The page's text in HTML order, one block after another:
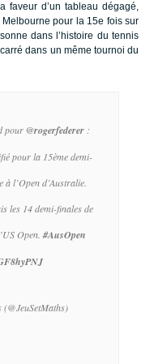
faveur d’un tableau dégagé,
pour la 15e fois sur
dans l’histoire du tennis
dans un même tournoi du
pour @rogerfederer :
pour la 15ème demi-
l’Open d’Australie.
les 14 demi-finales de
Open.#AusOpen